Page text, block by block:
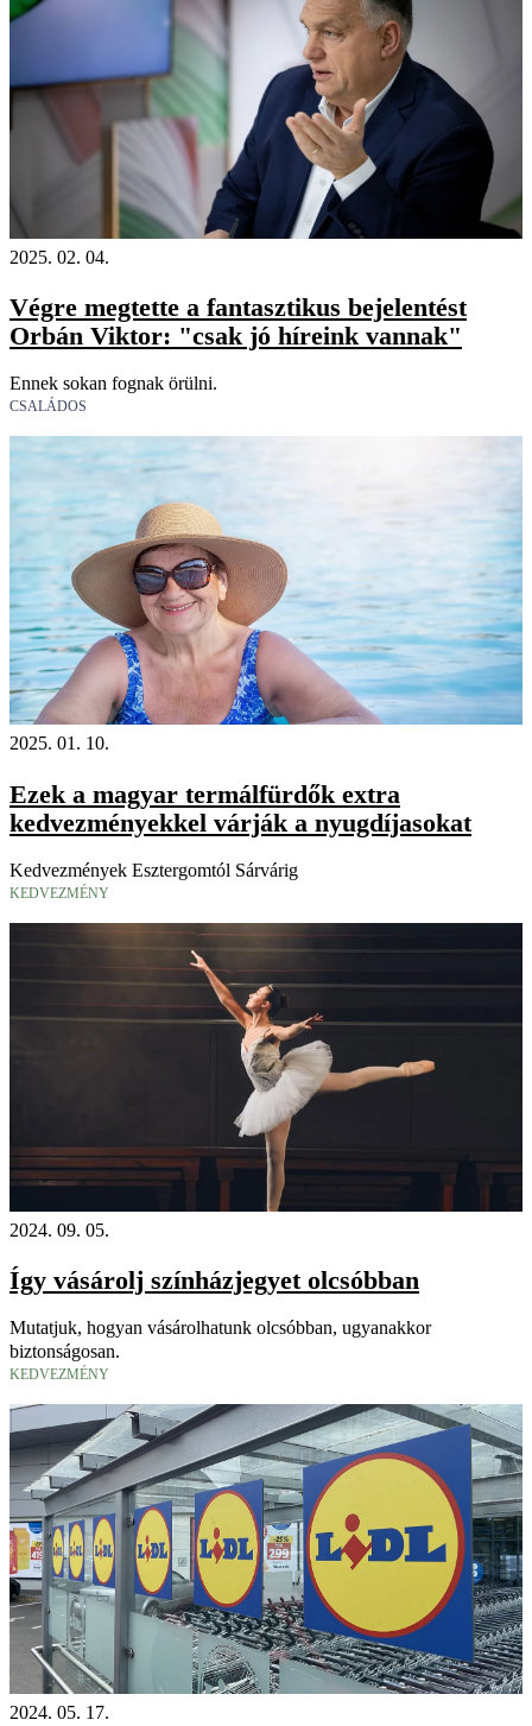
2025. 02. 04.
Végre megtette a fantasztikus bejelentést
Orbán Viktor: "csak jó híreink vannak"
Ennek sokan fognak örülni.
CSALÁDOS
2025. 01. 10.
Ezek a magyar termálfürdők extra
kedvezményekkel várják a nyugdíjasokat
Kedvezmények Esztergomtól Sárvárig
KEDVEZMÉNY
2024. 09. 05.
Így vásárolj színházjegyet olcsóbban
Mutatjuk, hogyan vásárolhatunk olcsóbban, ugyanakkor
biztonságosan.
KEDVEZMÉNY
2024. 05. 17.